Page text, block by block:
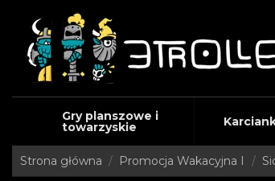
Gry planszowe i
towarzyskie
Strona główna Promocja Wakacyjna I